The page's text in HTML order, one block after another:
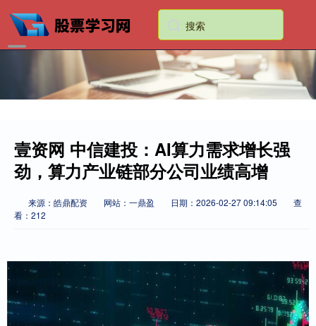
壹资网 中信建投：AI算力需求增长强
劲，算力产业链部分公司业绩高增
来源：皓鼎配资 网站：一鼎盈 日期：2026-02-27 09:14:05
查
看：212